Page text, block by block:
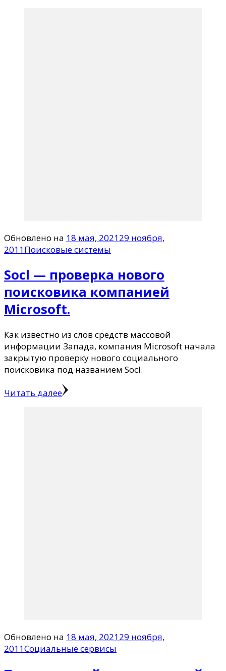
Обновлено на 18 мая, 202129 ноября,
2011Поисковые системы
Socl — проверка нового
поисковика компанией
Microsoft.
Как известно из слов средств массовой
информации Запада, компания Microsoft начала
закрытую проверку нового социального
поисковика под названием Socl.
Читать далее
Обновлено на 18 мая, 202129 ноября,
2011Социальные сервисы